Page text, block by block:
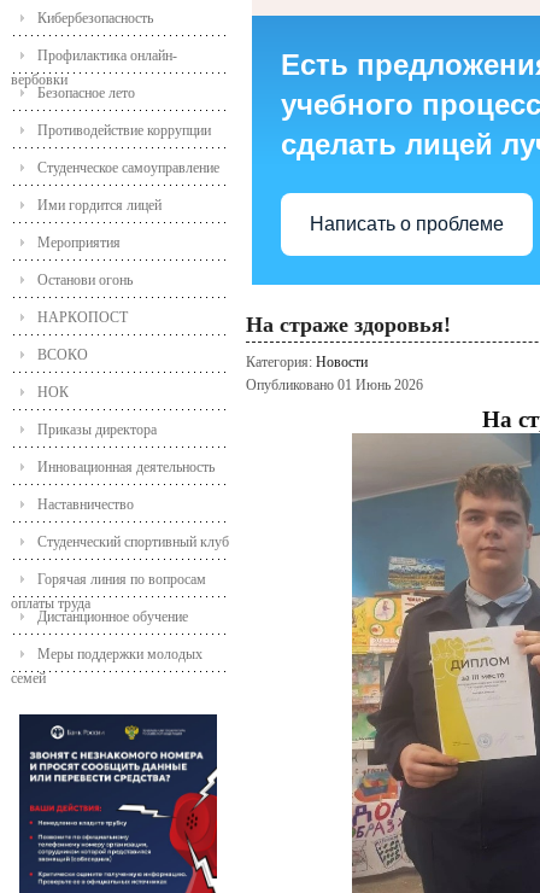
Кибербезопасность
Профилактика онлайн-
вербовки
Безопасное лето
Противодействие коррупции
Студенческое самоуправление
Ими гордится лицей
Мероприятия
Останови огонь
НАРКОПОСТ
ВСОКО
НОК
Приказы директора
Инновационная деятельность
Наставничество
Студенческий спортивный клуб
Горячая линия по вопросам
оплаты труда
Дистанционное обучение
Меры поддержки молодых
семей
Есть
учебного
сделать лицей
Написать о проблеме
На страже здоровья!
Категория: Новости
Опубликовано 01 Июнь 2026
На